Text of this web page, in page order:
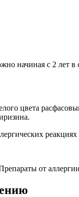
начиная с 2 лет
цвета
реакциях
от